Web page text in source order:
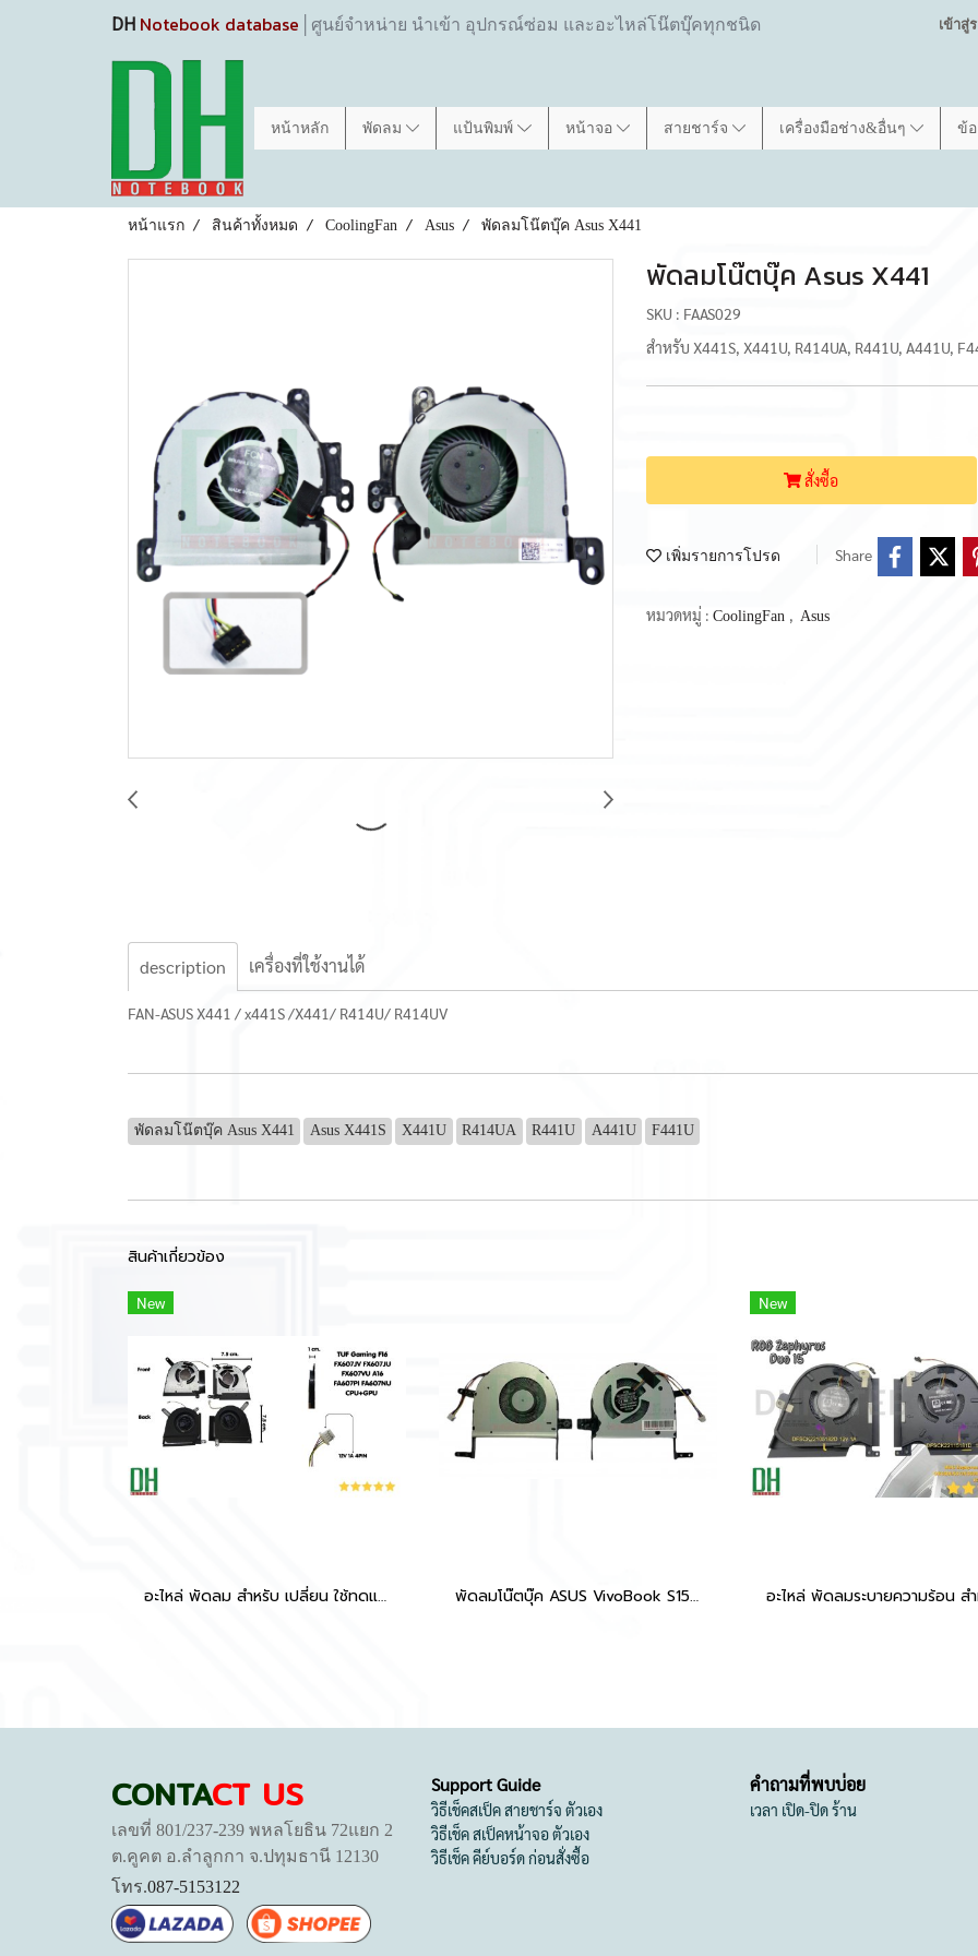
DH Notebook database │ศูนย์จำหน่าย นำเข้า อุปกรณ์ซ่อม และอะไหล่โน๊ตบุ๊คทุกชนิด เข้าสู่
หน้าหลัก พัดลม แป้นพิมพ์ หน้าจอ สายชาร์จ เครื่องมือช่าง&อื่นๆ ข้
หน้าแรก สินค้าทั้งหมด CoolingFan Asus พัดลมโน๊ตบุ๊ค Asus X441
พัดลมโน๊ตบุ๊ค Asus X441
SKU : FAAS029
สำหรับ X441S, X441U, R414UA, R441U, A441U,
สั่งซื้อ
เพิ่มรายการโปรด Share
หมวดหมู่ : CoolingFan Asus
description เครื่องที่ใช้งานได้
FAN-ASUS X441 / x441S /X441/ R414U/ R414UV
พัดลมโน๊ตบุ๊ค Asus X441 Asus X441S X441U R414UA R441U A441U F441U
สินค้าเกี่ยวข้อง
New
อะไหล่ พัดลม สำหรับ เปลี่ยน ใช้ทดแทน TUF Gaming F16 FX607JV FX607JU FX607VU A16 FA607PI FA607NU CPU+GPU 12V 1A 4PIN พัดลมโน๊ตบุ๊ค ASUS VivoBook S15 S510U
New
CONTACT US
เลขที่ 801/237-239 พหลโยธิน 72แยก 2
ต.คูคต อ.ลำลูกกา จ.ปทุมธานี 12130
โทร.087-5153122
Support Guide
วิธีเช็คสเป็ค สายชาร์จ ตัวเอง
วิธีเช็ค สเป็คหน้าจอ ตัวเอง
วิธีเช็ค คีย์บอร์ด ก่อนสั่งซื้อ
คำถามที่พบบ่อย
เวลา เปิด-ปิด ร้าน